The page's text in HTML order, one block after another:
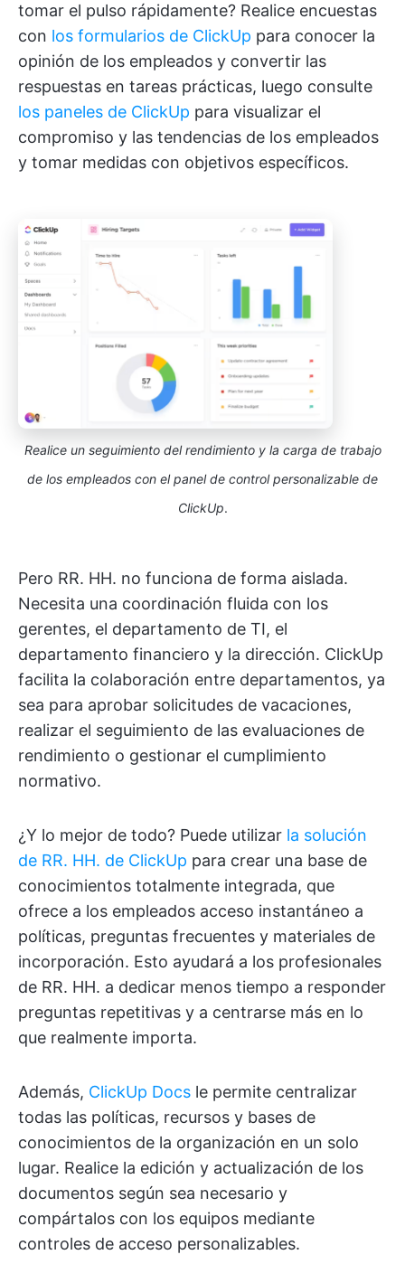
tomar el pulso rápidamente? Realice encuestas
con los formularios de ClickUp para conocer la
opinión de los empleados y convertir las
respuestas en tareas prácticas, luego consulte
los paneles de ClickUp para visualizar el
compromiso y las tendencias de los empleados
y tomar medidas con objetivos específicos.
Realice un seguimiento del rendimiento y la carga de trabajo
de los empleados con el panel de control personalizable de
ClickUp.
Pero RR. HH. no funciona de forma aislada.
Necesita una coordinación fluida con los
gerentes, el departamento de TI, el
departamento financiero y la dirección. ClickUp
facilita la colaboración entre departamentos, ya
sea para aprobar solicitudes de vacaciones,
realizar el seguimiento de las evaluaciones de
rendimiento o gestionar el cumplimiento
normativo.
¿Y lo mejor de todo? Puede utilizar la solución
de RR. HH. de ClickUp para crear una base de
conocimientos totalmente integrada, que
ofrece a los empleados acceso instantáneo a
políticas, preguntas frecuentes y materiales de
incorporación. Esto ayudará a los profesionales
de RR. HH. a dedicar menos tiempo a responder
preguntas repetitivas y a centrarse más en lo
que realmente importa.
Además, ClickUp Docs le permite centralizar
todas las políticas, recursos y bases de
conocimientos de la organización en un solo
lugar. Realice la edición y actualización de los
documentos según sea necesario y
compártalos con los equipos mediante
controles de acceso personalizables.